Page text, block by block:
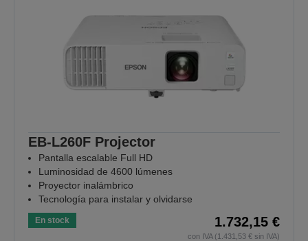
EB-L260F Projector
Pantalla escalable Full HD
Luminosidad de 4600 lúmenes
Proyector inalámbrico
Tecnología para instalar y olvidarse
En stock 1.732,15 €
con IVA (1.431,53 € sin IVA)